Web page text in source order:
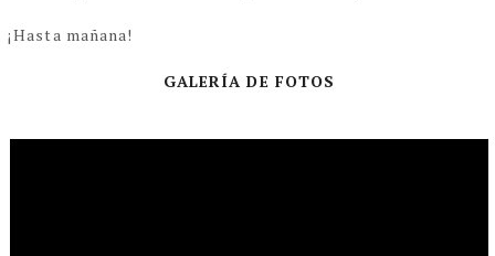
¡Hasta mañana!
GALERÍA DE FOTOS